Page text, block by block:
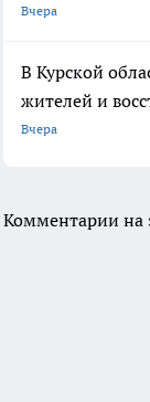
Вчера
В Курской
жителей и
Вчера
Комментарии на